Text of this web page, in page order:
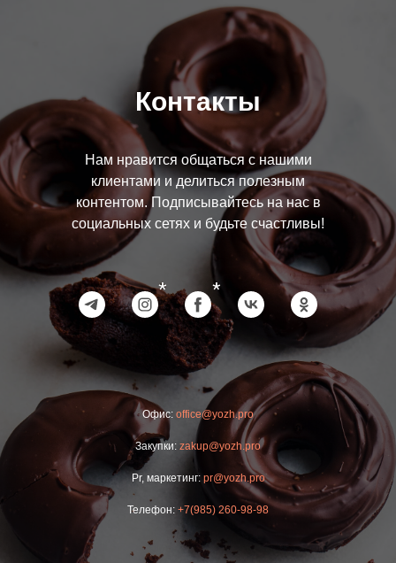
Контакты
Нам нравится общаться с нашими
клиентами и делиться полезным
контентом. Подписывайтесь на нас в
социальных сетях и будьте счастливы!
Офис: office@yozh.pro
Закупки: zakup@yozh.pro
Pr, маркетинг: pr@yozh.pro
Телефон: +7(985) 260-98-98
* *